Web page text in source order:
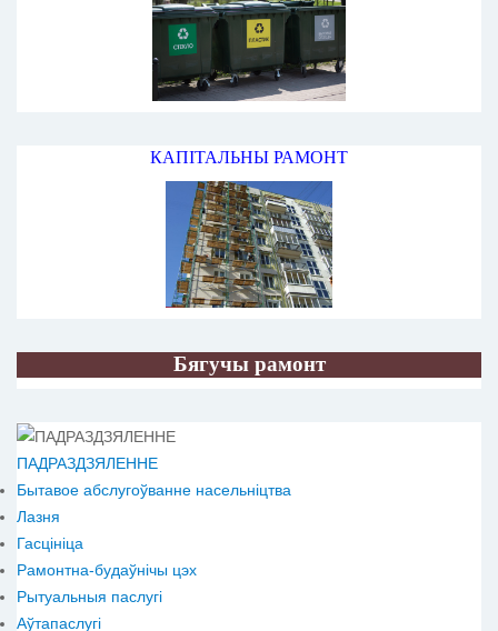
КАПІТАЛЬНЫ РАМОНТ
Бягучы рамонт
ПАДРАЗДЗЯЛЕННЕ
Бытавое абслугоўванне насельніцтва
Лазня
Гасцініца
Рамонтна-будаўнічы цэх
Рытуальныя паслугі
Аўтапаслугі